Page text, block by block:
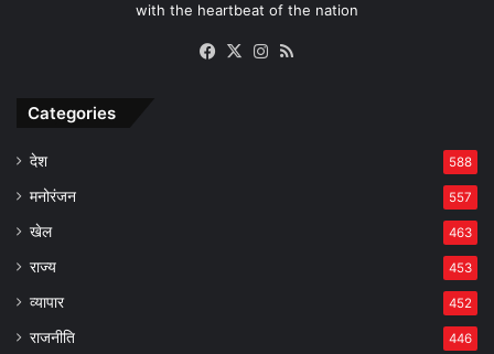
with the heartbeat of the nation
Facebook
X Instagram
Categories
देश 588
मनोरंजन 557
खेल 463
राज्य 453
व्यापार 452
राजनीति 446